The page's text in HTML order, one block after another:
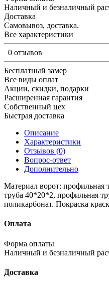
Наличный и безналичный
Доставка
Самовывоз, доставка.
Все характеристики
0 отзывов
Бесплатный замер
Все виды оплат
Акции, скидки, подарки
Расширенная гарантия
Собственный цех
Быстрая доставка
Описание
Характеристики
Отзывов (0)
Вопрос-ответ
Дополнительно
Материал ворот: профильная
труба 40*20*2, профильная
поликарбонат. Покраска
Оплата
Форма оплаты
Наличный и безналичный
Доставка